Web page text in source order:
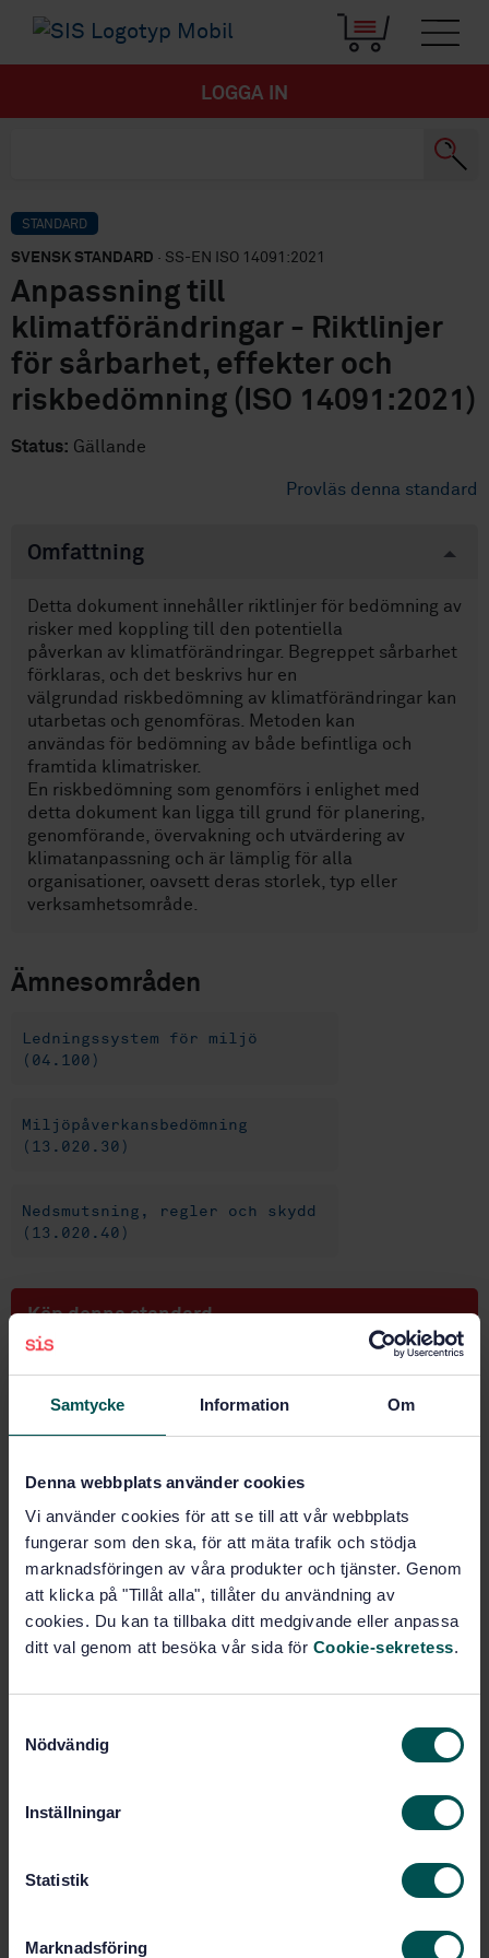
Samtycke Information Om
Denna webbplats använder cookies
Vi använder cookies för att se till att vår webbplats
fungerar som den ska, för att mäta trafik och stödja
marknadsföringen av våra produkter och tjänster. Genom
att klicka på "Tillåt alla", tillåter du användning av
cookies. Du kan ta tillbaka ditt medgivande eller anpassa
ditt val genom att besöka vår sida för Cookie-sekretess.
Nödvändig
Inställningar
Statistik
Marknadsföring
LOGGA IN
STANDARD
SVENSK STANDARD · SS-EN ISO 14091:2021
Anpassning till
klimatförändringar - Riktlinjer
för sårbarhet, effekter och
riskbedömning (ISO 14091:2021)
Status: Gällande
Provläs denna standard
Omfattning
Detta dokument innehåller riktlinjer för bedömning av
risker med koppling till den potentiella
påverkan av klimatförändringar. Begreppet sårbarhet
förklaras, och det beskrivs hur en
välgrundad riskbedömning av klimatförändringar kan
utarbetas och genomföras. Metoden kan
användas för bedömning av både befintliga och
framtida klimatrisker.
En riskbedömning som genomförs i enlighet med
detta dokument kan ligga till grund för planering,
genomförande, övervakning och utvärdering av
klimatanpassning och är lämplig för alla
organisationer, oavsett deras storlek, typ eller
verksamhetsområde.
Ämnesområden
Ledningssystem för miljö
(04.100)
Miljöpåverkansbedömning
(13.020.30)
Nedsmutsning, regler och skydd
(13.020.40)
Köp denna standard
SVENSK STANDARD · SS-EN ISO 14091:2021
14091:2021)
Prenumerera på standarden - Läs mer
Pris:1 599 SEK
Lägg i varukorgen
Produktinformation
Språk: Svenska
Miljöledning, SIS/TK 207
Adaptation to climate
change - Guidelines on vulnerability,
14091:2021)